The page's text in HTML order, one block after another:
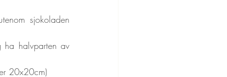
sjokoladen
halvparten av
20x20cm)